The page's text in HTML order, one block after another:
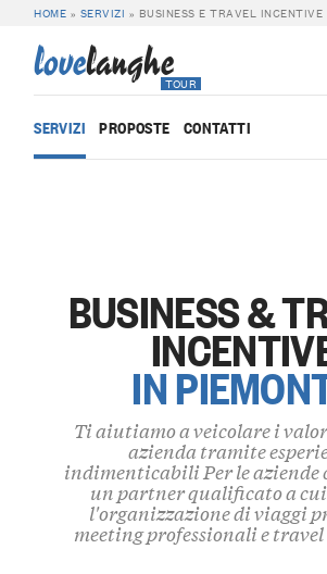
HOME » SERVIZI » BUSINESS E TRAVEL INCENTIVE
lovelanghe
TOUR
SERVIZI PROPOSTE CONTATTI
BUSINESS &
IN
Ti aiutiamo a veicolare i
azienda tramite
indimenticabili Per le aziende
un partner qualificato a
l'organizzazione di viaggi
meeting professionali e